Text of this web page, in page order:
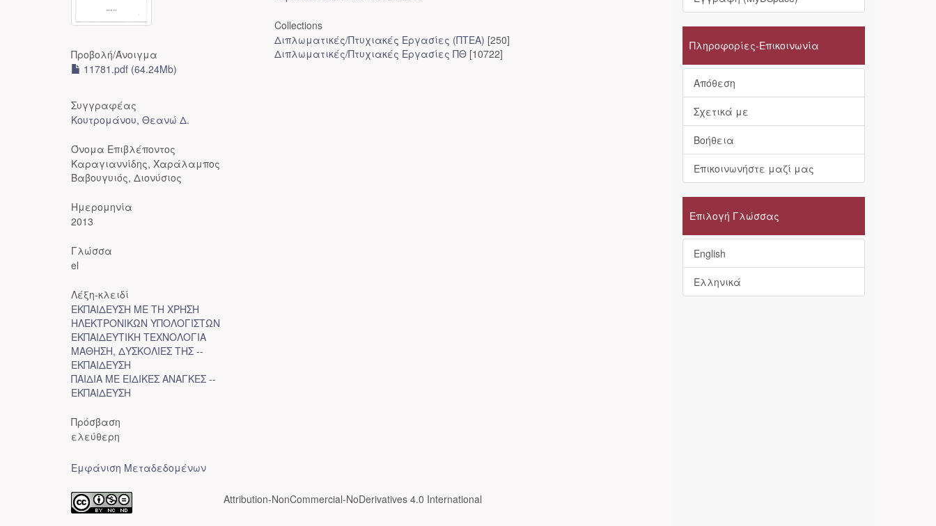
Προβολή/Άνοιγμα
11781.pdf (64.24Mb)
Συγγραφέας
Κουτρομάνου, Θεανώ Δ.
Όνομα Επιβλέποντος
Καραγιαννίδης, Χαράλαμπος
Βαβουγυιός, Διονύσιος
Ημερομηνία
2013
Γλώσσα
el
Λέξη-κλειδί
ΕΚΠΑΙΔΕΥΣΗ ΜΕ ΤΗ ΧΡΗΣΗ
ΗΛΕΚΤΡΟΝΙΚΩΝ ΥΠΟΛΟΓΙΣΤΩΝ
ΕΚΠΑΙΔΕΥΤΙΚΗ ΤΕΧΝΟΛΟΓΙΑ
ΜΑΘΗΣΗ, ΔΥΣΚΟΛΙΕΣ ΤΗΣ --
ΕΚΠΑΙΔΕΥΣΗ
ΠΑΙΔΙΑ ΜΕ ΕΙΔΙΚΕΣ ΑΝΑΓΚΕΣ --
ΕΚΠΑΙΔΕΥΣΗ
Πρόσβαση
ελεύθερη
Εμφάνιση Μεταδεδομένων
Collections
Διπλωματικές/Πτυχιακές Εργασίες (ΠΤΕΑ) [250]
Διπλωματικές/Πτυχιακές Εργασίες ΠΘ [10722]
Attribution-NonCommercial-NoDerivatives 4.0 International
Πληροφορίες-Επικοινωνία
Απόθεση
Σχετικά με
Βοήθεια
Επικοινωνήστε μαζί μας
Επιλογή Γλώσσας
English
Ελληνικά